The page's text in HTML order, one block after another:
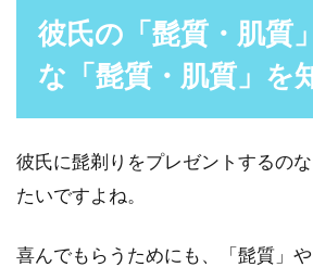
彼氏の「髭質・肌質
な「髭質・肌質」を
彼氏に髭剃りをプレゼントするの
たいですよね。
喜んでもらうためにも、「髭質」